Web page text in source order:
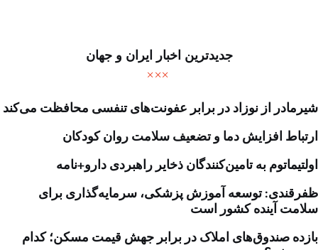
جدیدترین اخبار ایران و جهان
شیرمادر از نوزاد در برابر عفونت‌های تنفسی محافظت می‌کند
ارتباط افزایش دما و تضعیف سلامت روان کودکان
اولتیماتوم به تامین‌کنندگان ذخایر راهبردی دارو+نامه
ظفرقندی: توسعه آموزش پزشکی، سرمایه‌گذاری برای
سلامت آینده کشور است
بازده صندوق‌های املاک در برابر جهش قیمت مسکن؛ کدام